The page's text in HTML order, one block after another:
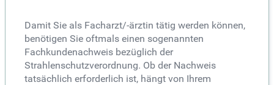
Damit Sie als Facharzt/-ärztin tätig werden können,
benötigen Sie oftmals einen sogenannten
Fachkundenachweis bezüglich der
Strahlenschutzverordnung. Ob der Nachweis
tatsächlich erforderlich ist, hängt von Ihrem